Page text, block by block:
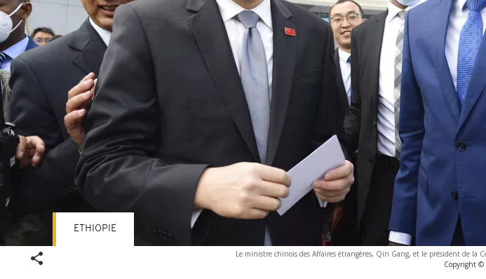
Le ministre chinois des Affaires étrangères, Qin Gang, et le président de la
Copyright ©
ETHIOPIE